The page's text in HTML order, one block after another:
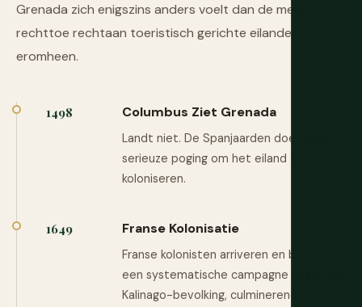
Grenada zich enigszins anders voelt dan de meer
rechttoe rechtaan toeristisch gerichte eilanden
eromheen.
1498 Columbus Ziet Grenada
Landt niet. De Spanjaarden doen geen
serieuze poging om het eiland te
koloniseren.
1649 Franse Kolonisatie
Franse kolonisten arriveren en beginnen
een systematische campagne tegen de
Kalinago-bevolking, culminerend bij